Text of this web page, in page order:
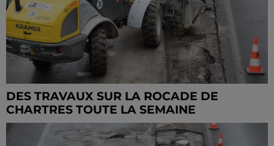
DES TRAVAUX SUR LA ROCADE DE
CHARTRES TOUTE LA SEMAINE